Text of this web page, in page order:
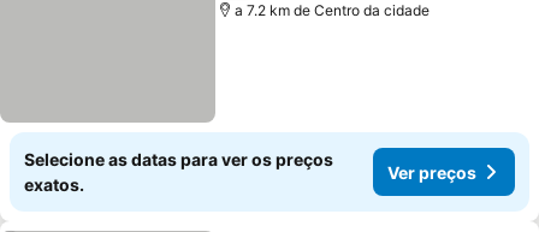
a 7.2 km de Centro da cidade
Selecione as datas para ver os preços
exatos.
Ver preços